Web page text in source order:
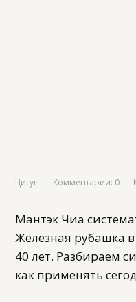
Цигун Комментарии: 0
Мантэк Чиа
Железная рубашка
40 лет. Разбираем
как применять